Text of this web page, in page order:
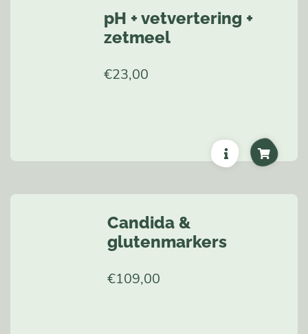
pH + vetvertering +
zetmeel
€23,00
Candida &
glutenmarkers
€109,00